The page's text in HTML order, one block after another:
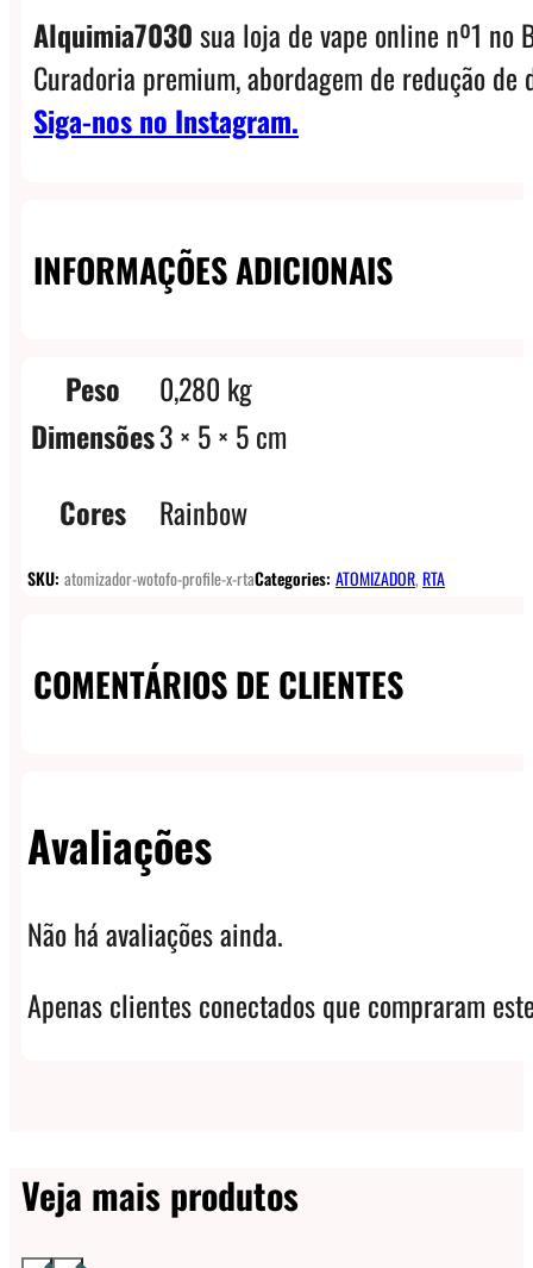
Alquimia7030sua loja de vape online nº1 no
Curadoria premium, abordagem de redução
Siga-nos no Instagram.
INFORMAÇÕES ADICIONAIS
Peso
0,280 kg
Dimensões3 × 5 × 5 cm
Cores
Rainbow
SKU: atomizador-wotofo-profile-x-rtaCategories: ATOMIZADOR,RTA
COMENTÁRIOS DE CLIENTES
Avaliações
Não há avaliações ainda.
Apenas clientes conectados que compraram
Veja mais produtos